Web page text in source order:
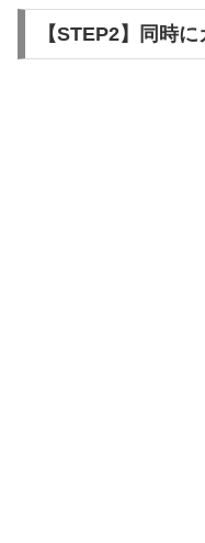
【STEP2】同時